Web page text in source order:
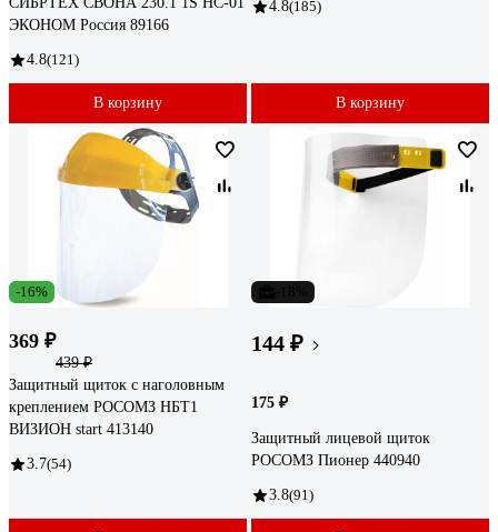
ЭКОНОМ Россия 89166
4.8(121)
В корзину
4.8(185)
В корзину
-16%
369 ₽
439 ₽
Защитный щиток с наголовным
креплением РОСОМЗ НБТ1
ВИЗИОН start 413140
3.7(54)
144 ₽
175 ₽
Защитный лицевой щиток
РОСОМЗ Пионер 440940
3.8(91)